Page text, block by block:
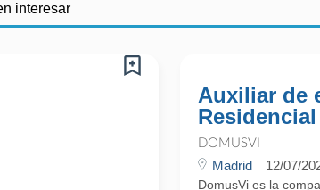
interesar
Auxiliar de
DOMUSVI
Madrid 12/07/
DomusVi es la